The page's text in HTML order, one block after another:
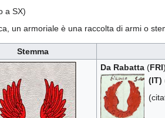
a SX)
un armoriale è una raccolta di armi o
Stemma
Da Rabatta(FRI
(IT)